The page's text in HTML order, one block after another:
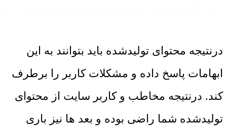
درنتیجه محتوای تولیدشده باید بتوانند به این
ابهامات پاسخ داده و مشکلات کاربر را برطرف
کند. درنتیجه مخاطب و کاربر سایت از محتوای
تولیدشده شما راضی بوده و بعد ها نیز باری